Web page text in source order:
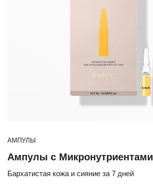
АМПУЛЫ
Ампулы с Микронутриентами
Бархатистая кожа и сияние за 7 дней